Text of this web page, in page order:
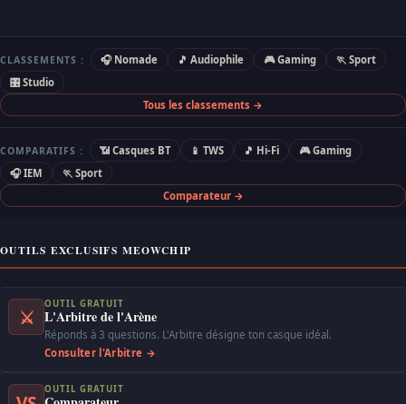
CLASSEMENTS : 🎧 Nomade 🎵 Audiophile 🎮 Gaming
🏃 Sport
🎛 Studio
Tous les classements →
COMPARATIFS : 📶 Casques BT 📱 TWS 🎵 Hi-Fi
🎮 Gaming
🎧 IEM
🏃 Sport
Comparateur →
OUTILS EXCLUSIFS MEOWCHIP
⚔
OUTIL GRATUIT
L'Arbitre de l'Arène
Réponds à 3 questions. L'Arbitre désigne ton casque idéal.
Consulter l'Arbitre →
OUTIL GRATUIT